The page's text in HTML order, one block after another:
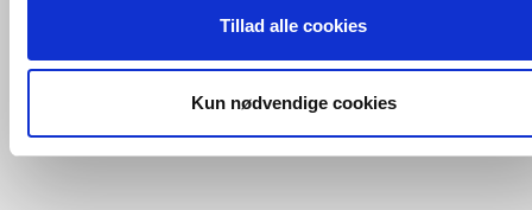
ovenfor nævnte formål med de pågældende cookies. Du har
og fra nedenfor. Til enhver tid er det ligeledes muligt, at
dit samtykke, hvis du måtte ønske det.
Du kan se mere om, hvordan vi behandler dine
Tillad alle cookies
Kun nødvendige cookies